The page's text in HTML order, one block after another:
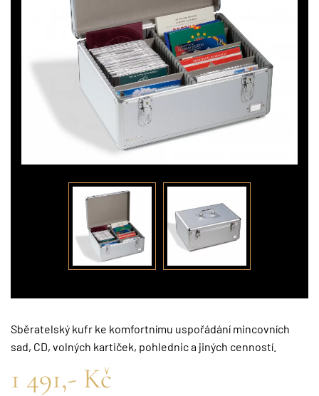
Sběratelský kufr ke komfortnímu uspořádání mincovních
sad, CD, volných kartiček, pohlednic a jiných cenností.
1 491,- Kč